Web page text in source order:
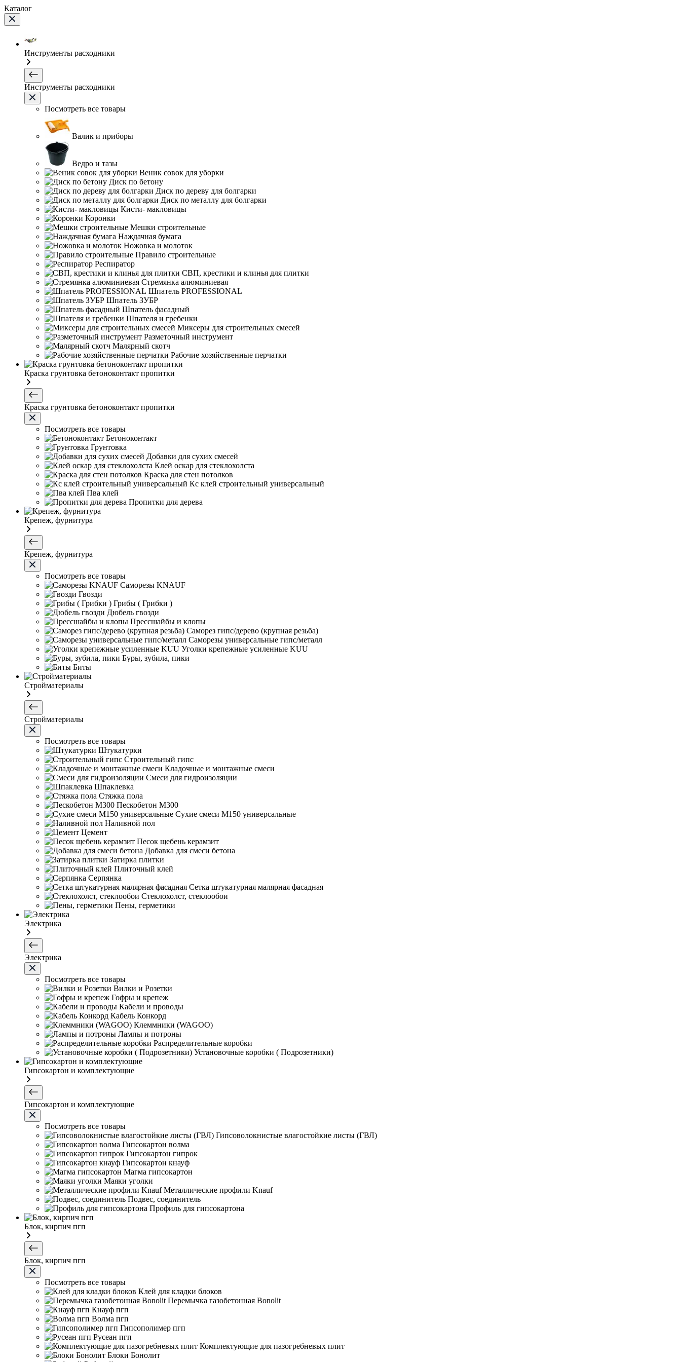
Каталог
Инструменты расходники
Инструменты расходники
Посмотреть все товары
Валик и приборы
Ведро и тазы
Веник совок для уборки
Диск по бетону
Диск по дереву для болгарки
Диск по металлу для болгарки
Кисти- макловицы
Коронки
Мешки строительные
Наждачная бумага
Ножовка и молоток
Правило строительные
Респиратор
СВП, крестики и клинья для плитки
Стремянка алюминиевая
Шпатель PROFESSIONAL
Шпатель ЗУБР
Шпатель фасадный
Шпателя и гребенки
Миксеры для строительных смесей
Разметочный инструмент
Малярный скотч
Рабочие хозяйственные перчатки
Краска грунтовка бетоноконтакт пропитки
Краска грунтовка бетоноконтакт пропитки
Посмотреть все товары
Бетоноконтакт
Грунтовка
Добавки для сухих смесей
Клей оскар для стеклохолста
Краска для стен потолков
Кс клей строительный универсальный
Пва клей
Пропитки для дерева
Крепеж, фурнитура
Крепеж, фурнитура
Посмотреть все товары
Саморезы KNAUF
Гвозди
Грибы ( Грибки )
Дюбель гвозди
Прессшайбы и клопы
Саморез гипс/дерево (крупная резьба)
Саморезы универсальные гипс/металл
Уголки крепежные усиленные KUU
Буры, зубила, пики
Биты
Стройматериалы
Стройматериалы
Посмотреть все товары
Штукатурки
Строительный гипс
Кладочные и монтажные смеси
Смеси для гидроизоляции
Шпаклевка
Стяжка пола
Пескобетон М300
Сухие смеси М150 универсальные
Наливной пол
Цемент
Песок щебень керамзит
Добавка для смеси бетона
Затирка плитки
Плиточный клей
Серпянка
Сетка штукатурная малярная фасадная
Стеклохолст, стеклообои
Пены, герметики
Электрика
Электрика
Посмотреть все товары
Вилки и Розетки
Гофры и крепеж
Кабели и проводы
Кабель Конкорд
Клеммники (WAGOО)
Лампы и потроны
Распределительные коробки
Установочные коробки ( Подрозетники)
Гипсокартон и комплектующие
Гипсокартон и комплектующие
Посмотреть все товары
Гипсоволокнистые влагостойкие листы (ГВЛ)
Гипсокартон волма
Гипсокартон гипрок
Гипсокартон кнауф
Магма гипсокартон
Маяки уголки
Металлические профили Knauf
Подвес, соединитель
Профиль для гипсокартона
Блок, кирпич пгп
Блок, кирпич пгп
Посмотреть все товары
Клей для кладки блоков
Перемычка газобетонная Bonolit
Кнауф пгп
Волма пгп
Гипсополимер пгп
Русеан пгп
Комплектующие для пазогребневых плит
Блоки Бонолит